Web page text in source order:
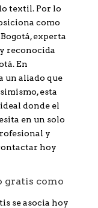
textil. Por lo
como
experta
reconocida
En
un aliado que
esta
donde el
en un solo
y
hoy
gratis como
se asocia hoy